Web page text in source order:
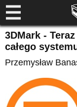
3DMark -
całego
Przemysław